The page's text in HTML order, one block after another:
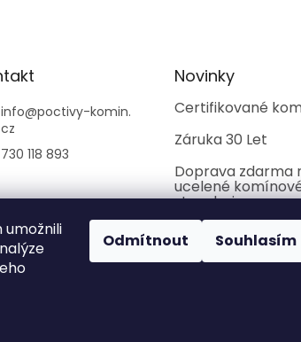
umožnili
Odmítnout Souhlasím
info@poctivy-komin.
cz
730 118 893
Novinky
Certifikované
Záruka 30 Let
Doprava zdarma
ucelené
stavebnice